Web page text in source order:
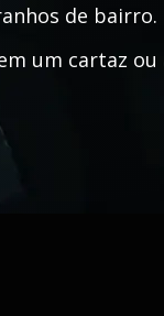
de
um cartaz